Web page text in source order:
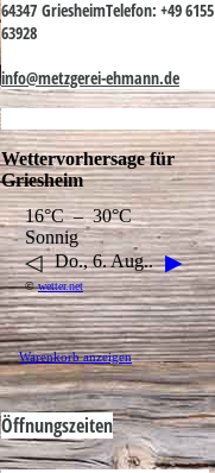
64347 GriesheimTelefon: +49 6155
63928
info@metzgerei-ehmann.de
Wettervorhersage für
Griesheim
16°C – 30°C
Sonnig
◁ Do., 6. Aug.. ▶
©wetter.net
Warenkorb anzeigen
Öffnungszeiten